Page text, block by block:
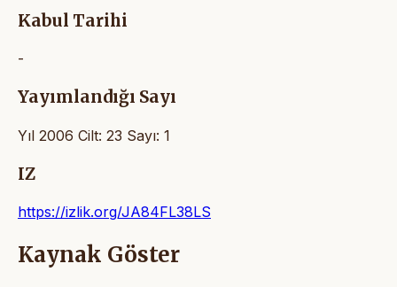
Kabul Tarihi
-
Yayımlandığı Sayı
Yıl 2006 Cilt: 23 Sayı: 1
IZ
https://izlik.org/JA84FL38LS
Kaynak Göster